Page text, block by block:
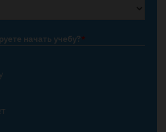
начать учебу?*